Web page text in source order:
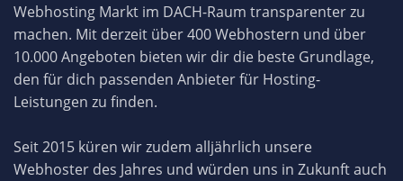
Webhosting Markt im DACH-Raum transparenter zu
machen. Mit derzeit über 400 Webhostern und über
10.000 Angeboten bieten wir dir die beste Grundlage,
den für dich passenden Anbieter für Hosting-
Leistungen zu finden.
Seit 2015 küren wir zudem alljährlich unsere
Webhoster des Jahres und würden uns in Zukunft auch